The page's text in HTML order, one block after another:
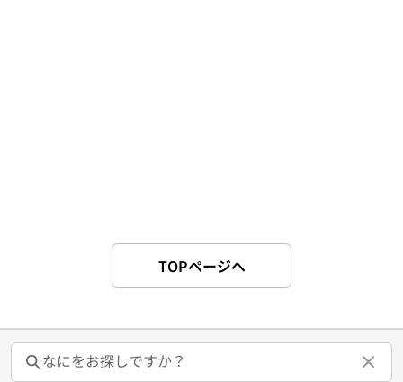
TOPページへ